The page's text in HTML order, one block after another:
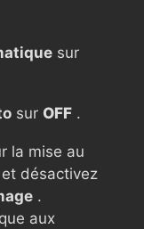
sur
sur OFF .
la mise au
et désactivez
.
aux